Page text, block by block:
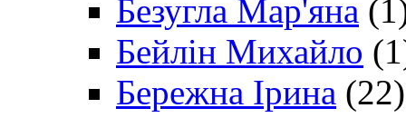
Безугла Мар'яна
Бейлін Михайло
Бережна Ірина (22)